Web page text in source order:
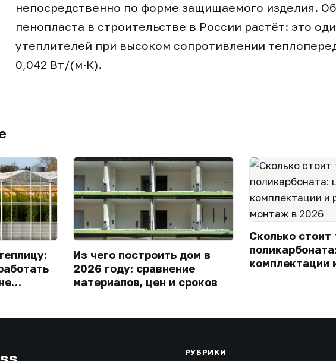
непосредственно по форме защищаемого изделия.
пенопласта в строительстве в России растёт: это
утеплителей при высоком сопротивлении
0,042 Вт/(м·К).
Из чего построить дом в
2026 году: сравнение
материалов, цен и сроков
Сколько стоит
комплектации
РУБРИКИ